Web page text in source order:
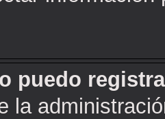
puedo
la